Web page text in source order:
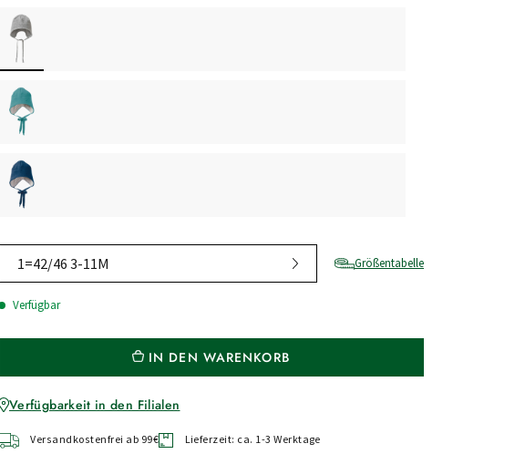
Größentabelle
1=42/46 3-11M
Verfügbar
IN DEN WARENKORB
Verfügbarkeit in den Filialen
Versandkostenfrei ab 99€ Lieferzeit: ca. 1-3 Werktage